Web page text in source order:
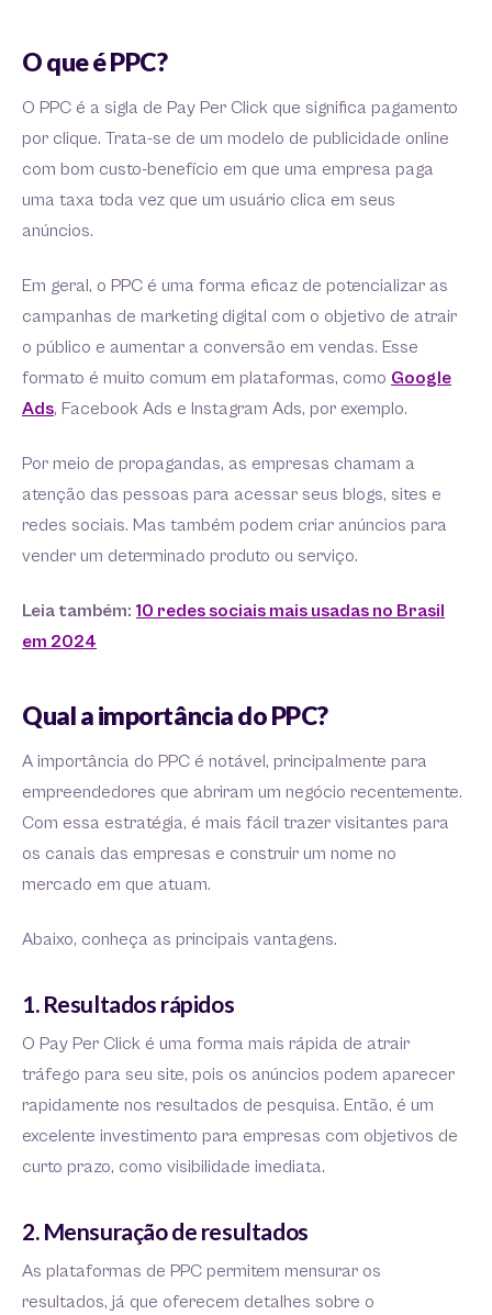
O que é PPC?
O PPC é a sigla de Pay Per Click que significa pagamento
por clique. Trata-se de um modelo de publicidade online
com bom custo-benefício em que uma empresa paga
uma taxa toda vez que um usuário clica em seus
anúncios.
Em geral, o PPC é uma forma eficaz de potencializar as
campanhas de marketing digital com o objetivo de atrair
o público e aumentar a conversão em vendas. Esse
formato é muito comum em plataformas, como Google
Ads, Facebook Ads e Instagram Ads, por exemplo.
Por meio de propagandas, as empresas chamam a
atenção das pessoas para acessar seus blogs, sites e
redes sociais. Mas também podem criar anúncios para
vender um determinado produto ou serviço.
Leia também: 10 redes sociais mais usadas no Brasil
em 2024
Qual a importância do PPC?
A importância do PPC é notável, principalmente para
empreendedores que abriram um negócio recentemente.
Com essa estratégia, é mais fácil trazer visitantes para
os canais das empresas e construir um nome no
mercado em que atuam.
Abaixo, conheça as principais vantagens.
1. Resultados rápidos
O Pay Per Click é uma forma mais rápida de atrair
tráfego para seu site, pois os anúncios podem aparecer
rapidamente nos resultados de pesquisa. Então, é um
excelente investimento para empresas com objetivos de
curto prazo, como visibilidade imediata.
2. Mensuração de resultados
As plataformas de PPC permitem mensurar os
resultados, já que oferecem detalhes sobre o